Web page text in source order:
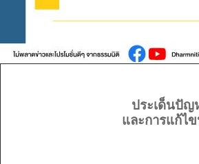
ประเด็นปัญ
และการแก้ไ